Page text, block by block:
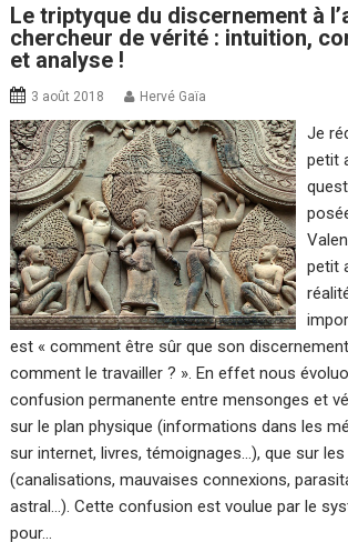
Le triptyque du discernement à
chercheur de vérité : intuition,
et analyse !
3 août 2018 Hervé Gaïa
Je
petit
petit
est « comment être sûr que son
comment le travailler ? ». En effet nous
confusion permanente entre mensonges et
sur le plan physique (informations dans les
sur internet, livres, témoignages…), que sur
(canalisations, mauvaises connexions,
astral…). Cette confusion est voulue par le
pour…